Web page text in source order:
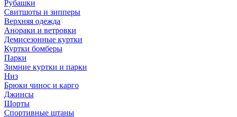
Рубашки
Свитшоты и зипперы
Верхняя одежда
Анораки и ветровки
Демисезонные куртки
Куртки бомберы
Парки
Зимние куртки и парки
Низ
Брюки чинос и карго
Джинсы
Шорты
Спортивные штаны